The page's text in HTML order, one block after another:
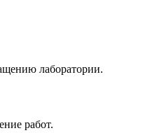
лаборатории.
работ.